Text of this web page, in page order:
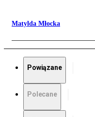
Matylda Młocka
Powiązane
Polecane